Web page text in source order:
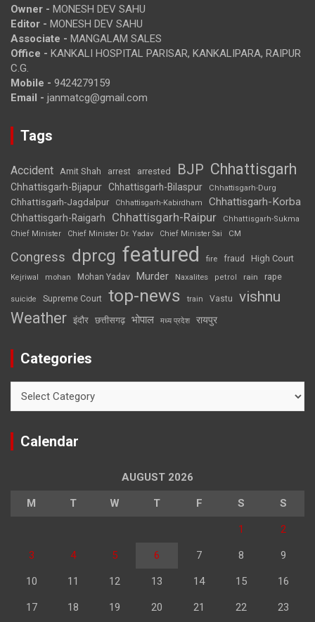
Owner - MONESH DEV SAHU
Editor - MONESH DEV SAHU
Associate - MANGALAM SALES
Office - KANKALI HOSPITAL PARISAR, KANKALIPARA, RAIPUR
C.G.
Mobile - 9424279159
Email - janmatcg@gmail.com
Tags
Accident Amit Shah arrest arrested BJP Chhattisgarh
Chhattisgarh-Bijapur Chhattisgarh-Bilaspur Chhattisgarh-Durg
Chhattisgarh-Jagdalpur Chhattisgarh-Kabirdham Chhattisgarh-Korba
Chhattisgarh-Raigarh Chhattisgarh-Raipur
Chhattisgarh-Sukma
Chief Minister
Chief Minister Dr. Yadav Chief Minister Sai CM
Congress dprcg featured fire fraud High Court
Kejriwal mohan Mohan Yadav Murder Naxalites petrol rain rape
suicide Supreme Court top-news train Vastu vishnu
Weather इंदौर छत्तीसगढ़ भोपाल मध्य प्रदेश रायपुर
Categories
Calendar
AUGUST 2026
M T W T F S S
1 2
3 4 5 6 7 8 9
10 11 12 13 14 15 16
17 18 19 20 21 22 23